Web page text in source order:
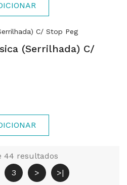
(Serrilhada) C/
44 resultados
3 > >|